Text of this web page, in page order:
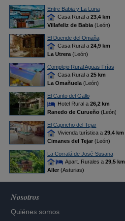
Entre Babia y La Luna
Casa Rural a 23,4 km
Villafeliz de Babia(León)
El Duende del Omaña
Casa Rural a 24,9 km
La Utrera(León)
Complejo Rural Aguas Frías
Casa Rural a 25 km
La Omañuela(León)
El Canto del Gallo
Hotel Rural a 26,2 km
Ranedo de Curueño(León)
El Capricho del Tejar
Vivienda turística a 29,4 km
Cimanes del Tejar(León)
La Corralá de José-Susana
Apart. Rurales a 29,5 km
Aller(Asturias)
Nosotros
Quiénes somos